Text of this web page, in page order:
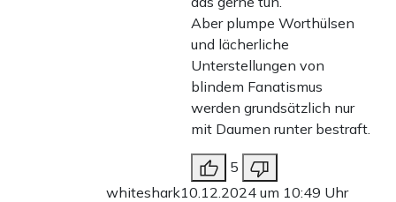
Aber plumpe Worthülsen
und lächerliche
Unterstellungen von
blindem Fanatismus
werden grundsätzlich nur
mit Daumen runter bestraft.
5
whiteshark10.12.2024 um 10:49 Uhr